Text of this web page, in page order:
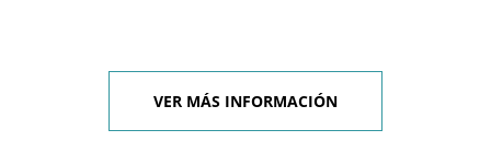
VER MÁS INFORMACIÓN